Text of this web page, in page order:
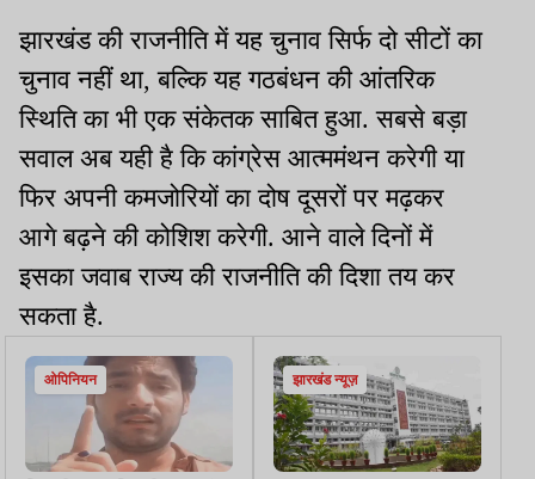
झारखंड की राजनीति में यह चुनाव सिर्फ दो सीटों का
चुनाव नहीं था, बल्कि यह गठबंधन की आंतरिक
स्थिति का भी एक संकेतक साबित हुआ. सबसे बड़ा
सवाल अब यही है कि कांग्रेस आत्ममंथन करेगी या
फिर अपनी कमजोरियों का दोष दूसरों पर मढ़कर
आगे बढ़ने की कोशिश करेगी. आने वाले दिनों में
इसका जवाब राज्य की राजनीति की दिशा तय कर
सकता है.
ओपिनियन झारखंड न्यूज़